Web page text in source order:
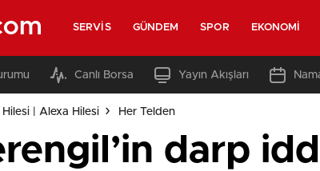
SERVIS GÜNDEM SPOR EKONOMI
Canlı Borsa Yayın Akışları
| Alexa Hilesi Her Telden
darp